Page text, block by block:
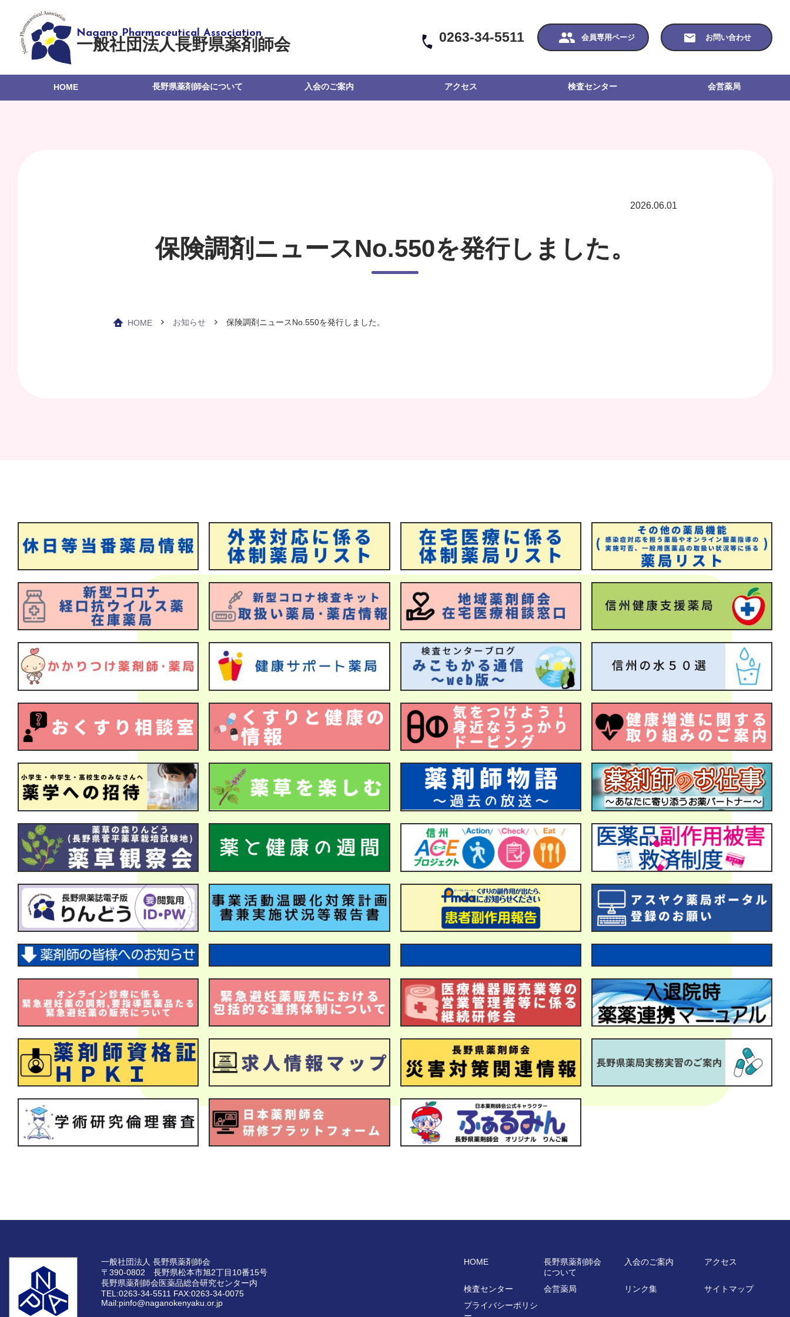
一般社団法人長野県薬剤師会 0263-34-5511 会員専用ページ お問い合わせ
HOME 長野県薬剤師会について 入会のご案内 アクセス 検査センター 会営薬局
2026.06.01
保険調剤ニュースNo.550を発行しました。
HOME お知らせ 保険調剤ニュースNo.550を発行しました。
一般社団法人 長野県薬剤師会
〒390-0802 長野県松本市旭2丁目10番15号
長野県薬剤師会医薬品総合研究センター内
TEL:0263-34-5511 FAX:0263-34-0075
Mail:pinfo@naganokenyaku.or.jp
HOME
長野県薬剤師会
について
入会のご案内 アクセス
検査センター 会営薬局 リンク集
サイトマップ
プライバシーポリシ